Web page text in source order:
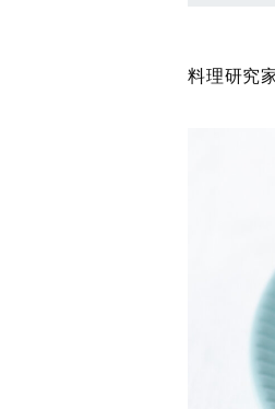
料理研究